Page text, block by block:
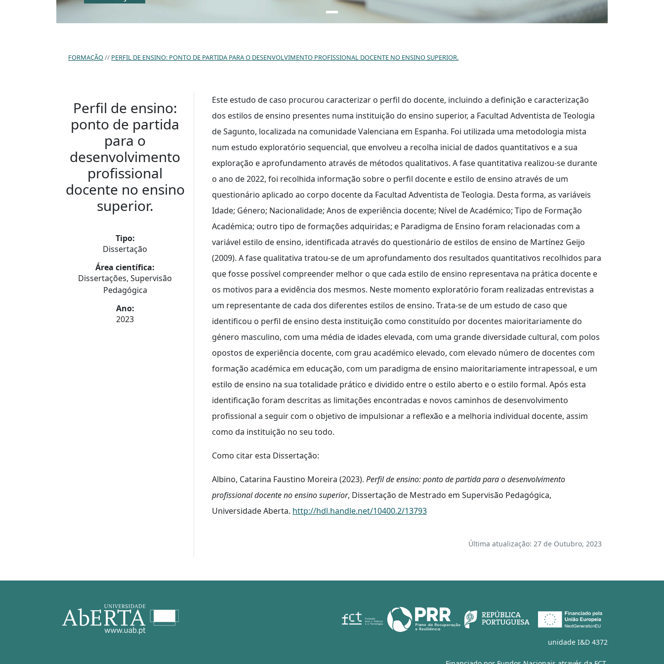
FORMAÇÃO PERFIL DE ENSINO: PONTO DE PARTIDA PARA O DESENVOLVIMENTO PROFISSIONAL DOCENTE NO ENSINO SUPERIOR.
Perfil de ensino:
ponto de partida
para o
desenvolvimento
profissional
docente no ensino
superior.
Tipo:
Dissertação
Área científica:
Dissertações, Supervisão
Pedagógica
Ano:
2023
Este estudo de caso procurou caracterizar o perfil do docente, incluindo a definição e caracterização
dos estilos de ensino presentes numa instituição do ensino superior, a Facultad Adventista de Teologia
de Sagunto, localizada na comunidade Valenciana em Espanha. Foi utilizada uma metodologia mista
num estudo exploratório sequencial, que envolveu a recolha inicial de dados quantitativos e a sua
exploração e aprofundamento através de métodos qualitativos. A fase quantitativa realizou-se durante
o ano de 2022, foi recolhida informação sobre o perfil docente e estilo de ensino através de um
questionário aplicado ao corpo docente da Facultad Adventista de Teologia. Desta forma, as variáveis
Idade; Género; Nacionalidade; Anos de experiência docente; Nível de Académico; Tipo de Formação
Académica; outro tipo de formações adquiridas; e Paradigma de Ensino foram relacionadas com a
variável estilo de ensino, identificada através do questionário de estilos de ensino de Martínez Geijo
(2009). A fase qualitativa tratou-se de um aprofundamento dos resultados quantitativos recolhidos para
que fosse possível compreender melhor o que cada estilo de ensino representava na prática docente e
os motivos para a evidência dos mesmos. Neste momento exploratório foram realizadas entrevistas a
um representante de cada dos diferentes estilos de ensino. Trata-se de um estudo de caso que
identificou o perfil de ensino desta instituição como constituído por docentes maioritariamente do
género masculino, com uma média de idades elevada, com uma grande diversidade cultural, com polos
opostos de experiência docente, com grau académico elevado, com elevado número de docentes com
formação académica em educação, com um paradigma de ensino maioritariamente intrapessoal, e um
estilo de ensino na sua totalidade prático e dividido entre o estilo aberto e o estilo formal. Após esta
identificação foram descritas as limitações encontradas e novos caminhos de desenvolvimento
profissional a seguir com o objetivo de impulsionar a reflexão e a melhoria individual docente, assim
como da instituição no seu todo.
Como citar esta Dissertação:
Albino, Catarina Faustino Moreira (2023). Perfil de ensino: ponto de partida para o desenvolvimento
profissional docente no ensino superior, Dissertação de Mestrado em Supervisão Pedagógica,
Universidade Aberta. http://hdl.handle.net/10400.2/13793
Última atualização: 27 de Outubro, 2023
unidade I&D 4372